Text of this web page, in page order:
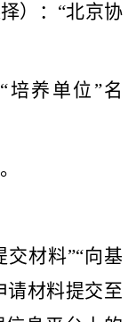
）：“北京协
培养单位”名
材料”“向基
请材料提交至